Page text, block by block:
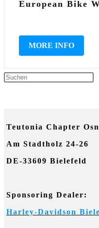
European Bike
MORE INFO
Teutonia Chapter
Am Stadtholz 24-26
DE-33609 Bielefeld
Sponsoring Dealer:
Harley-Davidson